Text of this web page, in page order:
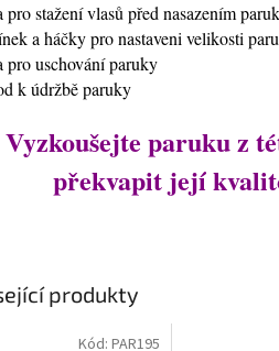
produkty
Kód: PAR195
pro stažení vlasů před nasazením
a háčky pro nastaveni velikosti
pro uschování paruky
k údržbě paruky
Vyzkoušejte paruku z
překvapit její